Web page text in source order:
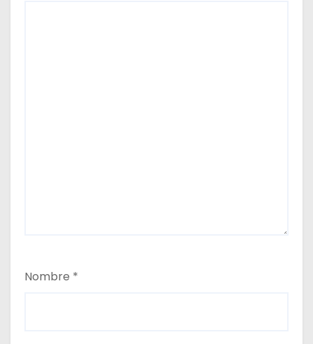
Nombre *